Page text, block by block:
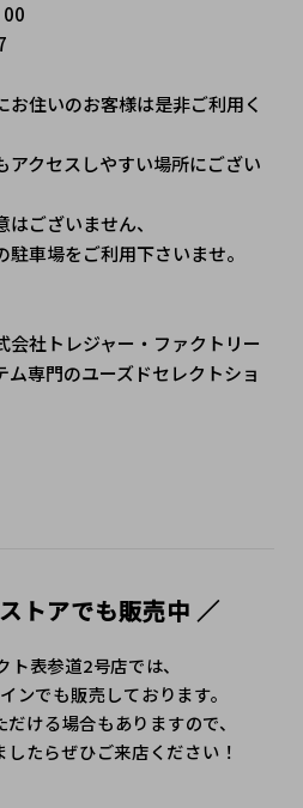
住いのお客様は是非ご利用く
アクセスしやすい場所にござい
ございません、
車場をご利用下さいませ。
社トレジャー・ファクトリー
専門のユーズドセレクトショ
トアでも販売中 ／
ト表参道2号店では、
ンでも販売しております。
ける場合もありますので、
たらぜひご来店ください！